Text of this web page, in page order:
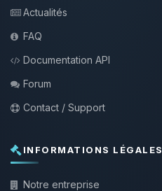
Actualités
FAQ
Documentation API
Forum
Contact / Support
INFORMATIONS LÉGALES
Notre entreprise